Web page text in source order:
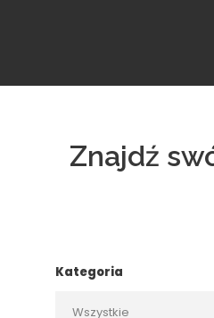
Znajdź
Kategoria